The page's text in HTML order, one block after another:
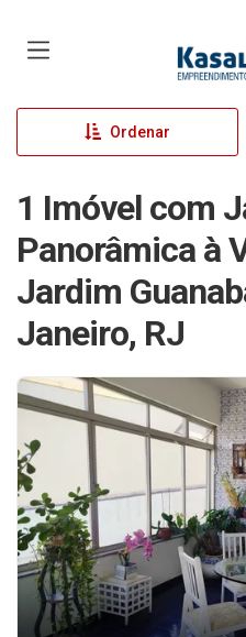
Ordenar
1 Imóvel com
Panorâmica à
Jardim
Janeiro, RJ